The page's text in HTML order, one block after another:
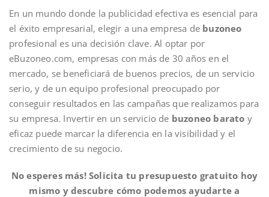
En un mundo donde la publicidad efectiva es esencial para
el éxito empresarial, elegir a una empresa de buzoneo
profesional es una decisión clave. Al optar por
eBuzoneo.com, empresas con más de 30 años en el
mercado, se beneficiará de buenos precios, de un servicio
serio, y de un equipo profesional preocupado por
conseguir resultados en las campañas que realizamos para
su empresa. Invertir en un servicio de buzoneo barato y
eficaz puede marcar la diferencia en la visibilidad y el
crecimiento de su negocio.
No esperes más! Solicita tu presupuesto gratuito hoy
mismo y descubre cómo podemos ayudarte a